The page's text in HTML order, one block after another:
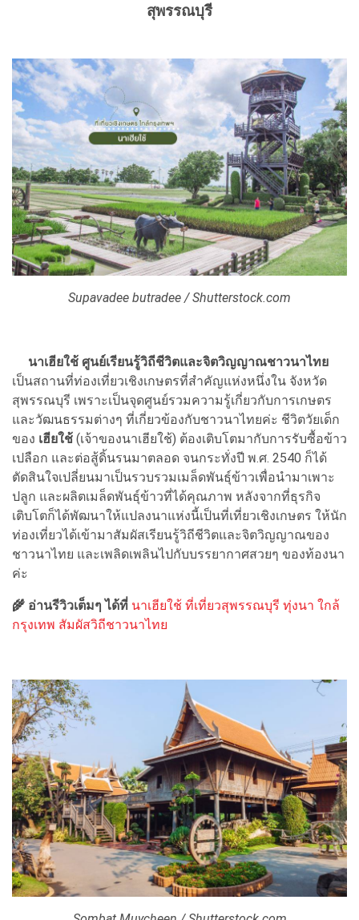
สุพรรณบุรี
Supavadee butradee / Shutterstock.com
นาเฮียใช้ ศูนย์เรียนรู้วิถีชีวิตและจิตวิญญาณชาวนาไทย
เป็นสถานที่ท่องเที่ยวเชิงเกษตรที่สำคัญแห่งหนึ่งใน จังหวัด
สุพรรณบุรี เพราะเป็นจุดศูนย์รวมความรู้เกี่ยวกับการเกษตร
และวัฒนธรรมต่างๆ ที่เกี่ยวข้องกับชาวนาไทยค่ะ ชีวิตวัยเด็ก
ของ เฮียใช้ (เจ้าของนาเฮียใช้) ต้องเติบโตมากับการรับซื้อข้าว
เปลือก และต่อสู้ดิ้นรนมาตลอด จนกระทั่งปี พ.ศ. 2540 ก็ได้
ตัดสินใจเปลี่ยนมาเป็นรวบรวมเมล็ดพันธุ์ข้าวเพื่อนำมาเพาะ
ปลูก และผลิตเมล็ดพันธุ์ข้าวที่ได้คุณภาพ หลังจากที่ธุรกิจ
เติบโตก็ได้พัฒนาให้แปลงนาแห่งนี้เป็นที่เที่ยวเชิงเกษตร ให้นัก
ท่องเที่ยวได้เข้ามาสัมผัสเรียนรู้วิถีชีวิตและจิตวิญญาณของ
ชาวนาไทย และเพลิดเพลินไปกับบรรยากาศสวยๆ ของท้องนา
ค่ะ
🌾 อ่านรีวิวเต็มๆ ได้ที่ นาเฮียใช้ ที่เที่ยวสุพรรณบุรี ทุ่งนา ใกล้
กรุงเทพ สัมผัสวิถีชาวนาไทย